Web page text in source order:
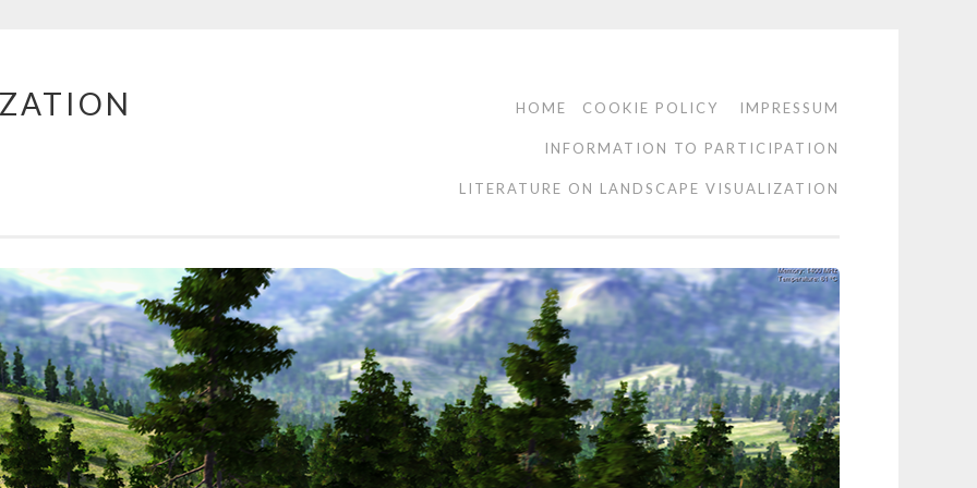
HOME COOKIE POLICY IMPRESSUM
INFORMATION TO PARTICIPATION
LITERATURE ON LANDSCAPE VISUALIZATION